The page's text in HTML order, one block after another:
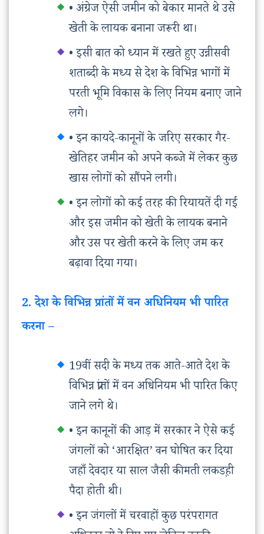
• अंग्रेज ऐसी जमीन को बेकार मानते थे उसे
खेती के लायक बनाना जरूरी था।
• इसी बात को ध्यान में रखते हुए उन्नीसवी
शताब्दी के मध्य से देश के विभिन्न भागों में
परती भूमि विकास के लिए नियम बनाए जाने
लगे।
• इन कायदे-कानूनों के जरिए सरकार गैर-
खेतिहर जमीन को अपने कब्जे में लेकर कुछ
खास लोगों को सौंपने लगी।
• इन लोगों को कई तरह की रियायतें दी गईं
और इस जमीन को खेती के लायक बनाने
और उस पर खेती करने के लिए जम कर
बढ़ावा दिया गया।
2. देश के विभिन्न प्रांतों में वन अधिनियम भी पारित
करना –
19वीं सदी के मध्य तक आते-आते देश के
विभिन्न प्रांतों में वन अधिनियम भी पारित किए
जाने लगे थे।
• इन कानूनों की आड़ में सरकार ने ऐसे कई
जंगलों को ‘आरक्षित’ वन घोषित कर दिया
जहाँ देवदार या साल जैसी कीमती लकडह़ी
पैदा होती थी।
• इन जंगलों में चरवाहों कुछ परंपरागत